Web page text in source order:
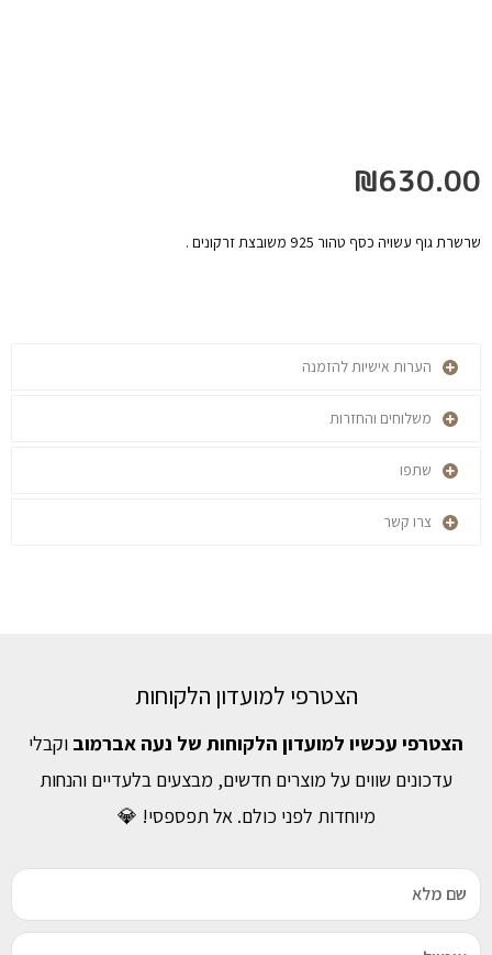
₪630.00
שרשרת גוף עשויה כסף טהור 925 משובצת זרקונים .
הערות אישיות להזמנה
משלוחים והחזרות
שתפו
צרו קשר
הצטרפי למועדון הלקוחות
הצטרפי עכשיו למועדון הלקוחות של נעה אברמוב וקבלי
עדכונים שווים על מוצרים חדשים, מבצעים בלעדיים והנחות
מיוחדות לפני כולם. אל תפספסי! 💎